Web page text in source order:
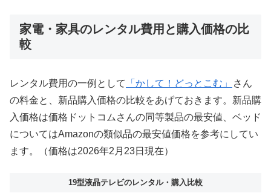
家電・家具のレンタル費用と購入価格の比
較
レンタル費用の一例として 「かして！どっとこむ」
さん
の料金と、新品購入価格の比較をあげておきます。新品購
入価格は価格ドットコムさんの同等製品の最安値、ベッド
についてはAmazonの類似品の最安値価格を参考にしてい
ます。（価格は2026年2月23日現在）
19型液晶テレビのレンタル・購入比較